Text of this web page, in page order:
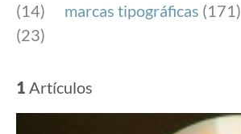
(14)
marcas tipográficas (171)
(23)
1 Artículos